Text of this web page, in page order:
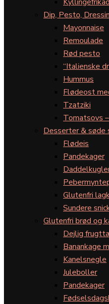
Dip, Pesto,
Mayonnaise
Remoulade
Rød pesto
“Italienske
Hummus
Flødeost
Tzatziki
Tomatsovs
Desserter & søde
Flødeis
Pandekager
Glutenfri
Sundere
Glutenfri brød og
Dejlig
Banankage
Kanelsnegle
Juleboller
Pandekager